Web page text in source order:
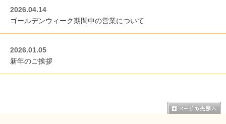
2026.04.14
ゴールデンウィーク期間中の営業について
2026.01.05
新年のご挨拶